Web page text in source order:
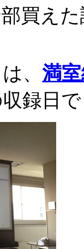
買え
、 満
録日